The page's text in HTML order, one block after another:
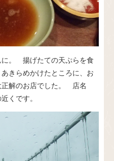
に。 揚げたての天ぷらを食
きらめかけたところに、お
解のお店でした。 店名
くです。